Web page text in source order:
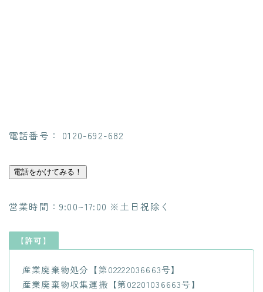
電話番号： 0120-692-682
電話をかけてみる！
営業時間：9:00~17:00 ※土日祝除く
【許可】
産業廃棄物処分【第02222036663号】
産業廃棄物収集運搬【第02201036663号】